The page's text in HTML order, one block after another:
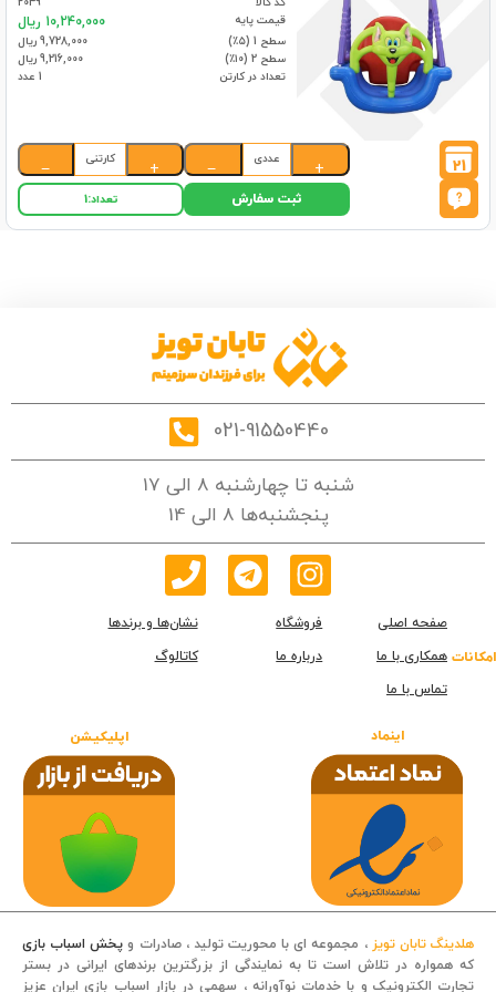
قیمت پایه
10,240,000 ریال
سطح 1 (۵٪)
9,728,000 ریال
سطح 2 (۱۰٪)
9,216,000 ریال
تعداد در کارتن
1 عدد
21
+
عددی
−
+
کارتنی
−
ثبت سفارش تعداد:1
021-91550440
شنبه تا چهارشنبه 8 الی 17
پنجشنبه‌ها 8 الی 14
امکانات
صفحه اصلی فروشگاه
نشان‌ها و برندها
همکاری با ما
درباره ما
کاتالوگ
تماس با ما
اینماد اپلیکیشن
هلدینگ تابان تویز ، مجموعه ای با محوریت تولید ، صادرات و پخش اسباب بازی
که همواره در تلاش است تا به نمایندگی از بزرگترین برندهای ایرانی در بستر
تجارت الکترونیک و با خدمات نوآورانه ، سهمی در بازار اسباب بازی ایران عزیز